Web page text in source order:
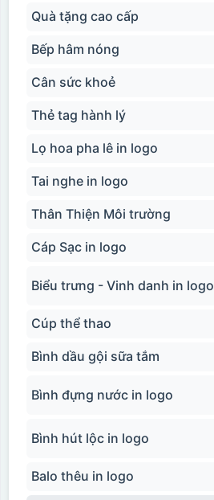
Quà tặng cao cấp
Bếp hâm nóng
Cân sức khoẻ
Thẻ tag hành lý
Lọ hoa pha lê in logo
Tai nghe in logo
Thân Thiện Môi trường
Cáp Sạc in logo
Biểu trưng - Vinh danh in logo
Cúp thể thao
Bình dầu gội sữa tắm
Bình đựng nước in logo
Bình hút lộc in logo
Balo thêu in logo